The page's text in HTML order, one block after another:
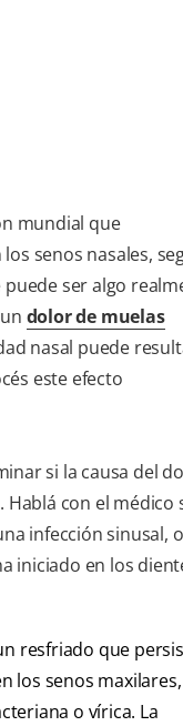
mundial que
senos nasales,
ser algo
dolor de muelas
nasal puede
este efecto
si la causa del
con el médico
infección sinusal, o
iniciado en los
resfriado que
los senos maxilares,
o vírica. La